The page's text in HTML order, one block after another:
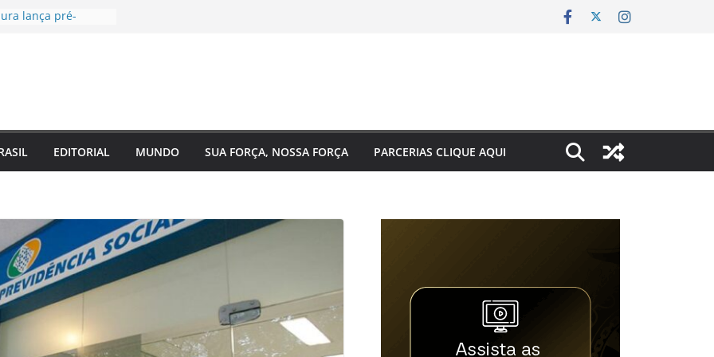
lança pré-
EUA e Bélgica
2 do Plano
e reforça
o
do estado
nas ruas e
à
reforma urgente
ônibus e
para
Manaus
EDITORIAL MUNDO SUA FORÇA, NOSSA FORÇA PARCERIAS CLIQUE AQUI